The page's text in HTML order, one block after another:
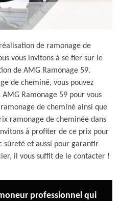
de ramonage de
vous invitons à se fier sur le
de AMG Ramonage 59.
de cheminé, vous pouvez
Ramonage 59 pour vous
de cheminé ainsi que
ramonage de cheminée dans
à profiter de ce prix pour
sûreté et aussi pour garantir
il vous suffit de le contacter !
professionnel qui